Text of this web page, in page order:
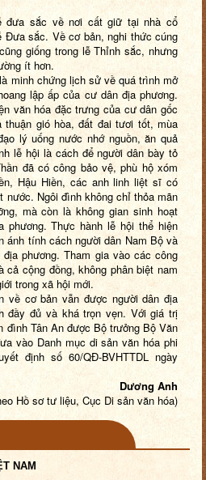
đưa sắc về nơi cất giữ tại nhà cổ
Đưa sắc. Về cơ bản, nghi thức cúng
giống trong lễ Thỉnh sắc, nhưng
ít hơn.
minh chứng lịch sử về quá trình mở
lập ấp của cư dân địa phương.
văn hóa đặc trưng của cư dân gốc
thuận gió hòa, đất đai tươi tốt, mùa
lý uống nước nhớ nguồn, ăn quả
lễ hội là cách để người dân bày tỏ
đã có công bảo vệ, phù hộ xóm
Hậu Hiền, các anh linh liệt sĩ có
nước. Ngôi đình không chỉ thỏa mãn
mà còn là không gian sinh hoạt
phương. Thực hành lễ hội thể hiện
ánh tính cách người dân Nam Bộ và
phương. Tham gia vào các công
cộng đồng, không phân biệt nam
trong xã hội mới.
về cơ bản vẫn được người dân địa
đầy đủ và khá trọn vẹn. Với giá trị
đình Tân An được Bộ trưởng Bộ Văn
vào Danh mục di sản văn hóa phi
định số 60/QĐ-BVHTTDL ngày
Dương Anh
Hồ sơ tư liệu, Cục Di sản văn hóa)
NAM